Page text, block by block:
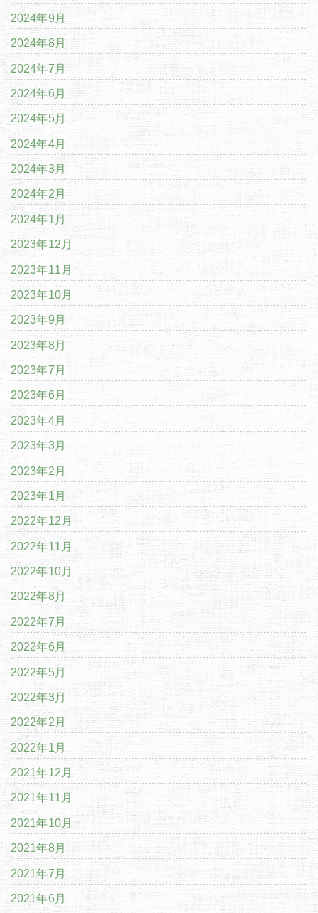
2024年9月
2024年8月
2024年7月
2024年6月
2024年5月
2024年4月
2024年3月
2024年2月
2024年1月
2023年12月
2023年11月
2023年10月
2023年9月
2023年8月
2023年7月
2023年6月
2023年4月
2023年3月
2023年2月
2023年1月
2022年12月
2022年11月
2022年10月
2022年8月
2022年7月
2022年6月
2022年5月
2022年3月
2022年2月
2022年1月
2021年12月
2021年11月
2021年10月
2021年8月
2021年7月
2021年6月